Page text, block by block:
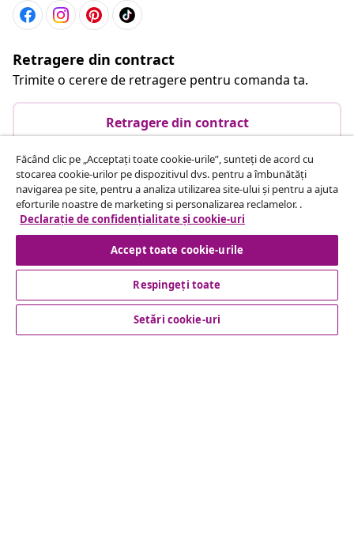
Retragere din contract
Trimite o cerere de retragere pentru comanda ta.
Retragere din contract
Serviciu clienți
Business
Descoperă mai multe
Făcând clic pe „Acceptați toate cookie-urile”, sunteți de acord cu
stocarea cookie-urilor pe dispozitivul dvs. pentru a îmbunătăți
navigarea pe site, pentru a analiza utilizarea site-ului și pentru a ajuta
eforturile noastre de marketing si personalizarea reclamelor. .
Declarație de confidențialitate și cookie-uri
Accept toate cookie-urile
Respingeți toate
Setări cookie-uri